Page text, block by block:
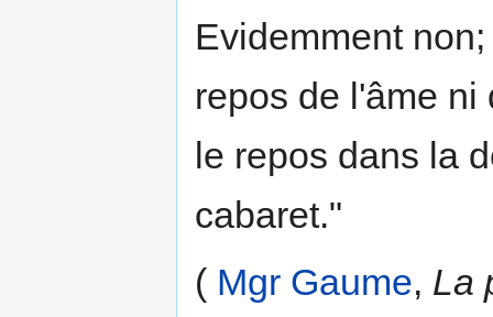
Evidemment
repos de l'âme ni
le repos dans la
cabaret."
( Mgr Gaume, La